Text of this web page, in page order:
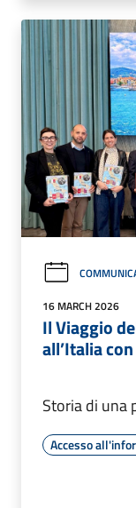
16 MARCH 2026
Il Viaggio
all’Italia
Storia di una
Accesso